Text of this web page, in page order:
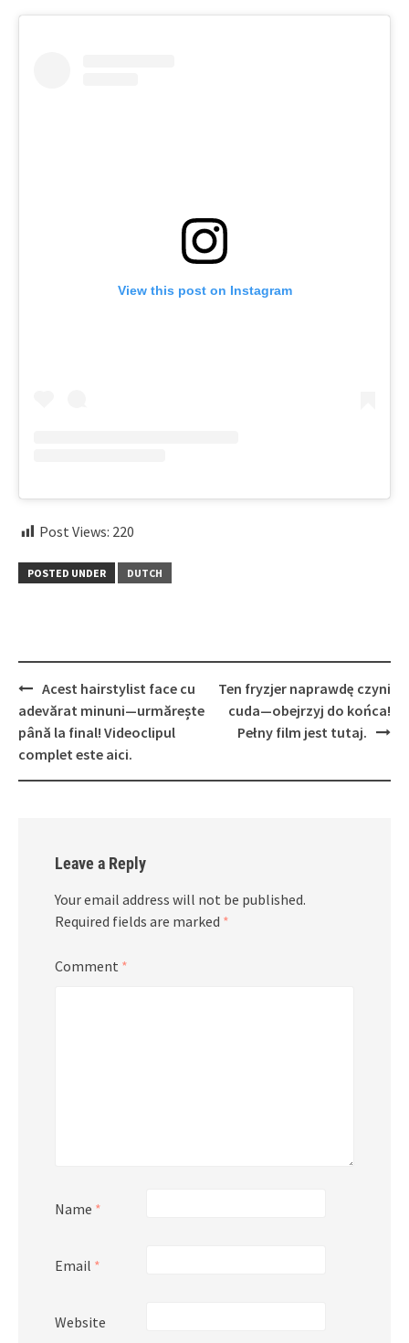
View this post on Instagram
Post Views: 220
POSTED UNDER DUTCH
Post
navigation
Acest hairstylist face cu
adevărat minuni—urmărește
până la final! Videoclipul
complet este aici.
Ten fryzjer naprawdę czyni
cuda—obejrzyj do końca!
Pełny film jest tutaj.
Leave a Reply
Your email address will not be published.
Required fields are marked *
Comment *
Name *
Email *
Website